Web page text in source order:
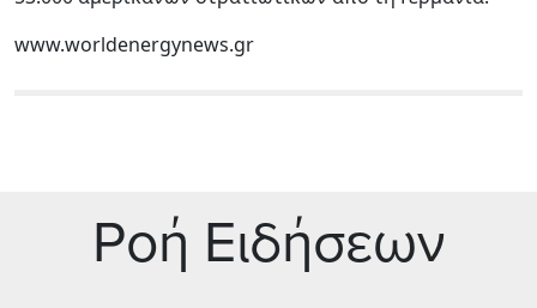
www.worldenergynews.gr
Ρoή Ειδήσεων